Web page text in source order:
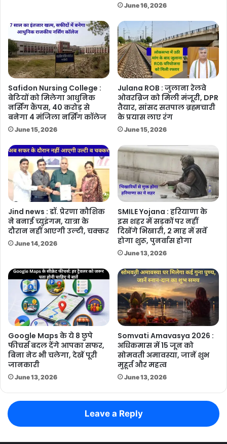
June 16, 2026
Safidon Nursing College :
बेटियों को मिलेगा आधुनिक
नर्सिंग कैंपस, 40 करोड़ से
बनेगा 4 मंजिला नर्सिंग कॉलेज
June 15, 2026
Julana ROB : जुलाना रेलवे
ओवरब्रिज को मिली मंजूरी, DPR
तैयार, सांसद सतपाल ब्रह्मचारी
के प्रयास लाए रंग
June 15, 2026
Jind news : डॉ. प्रेरणा कौशिक
ने बनाई च्युइंगम, यात्रा के
दौरान नहीं आएगी उल्टी, चक्कर
June 14, 2026
SMILE Yojana : हरियाणा के
इस शहर में सड़कों पर नहीं
दिखेंगे भिखारी, 2 माह में सर्वे
होगा शुरू, पुनर्वास होगा
June 13, 2026
Google Maps के ये 8 छुपे
फीचर्स बदल देंगे आपका सफर,
बिना नेट भी चलेगा, देखें पूरी
जानकारी
June 13, 2026
Somvati Amavasya 2026 :
अधिकमास में 15 जून को
सोमवती अमावस्या, जानें शुभ
मुहूर्त और महत्व
June 13, 2026
Leave a Reply